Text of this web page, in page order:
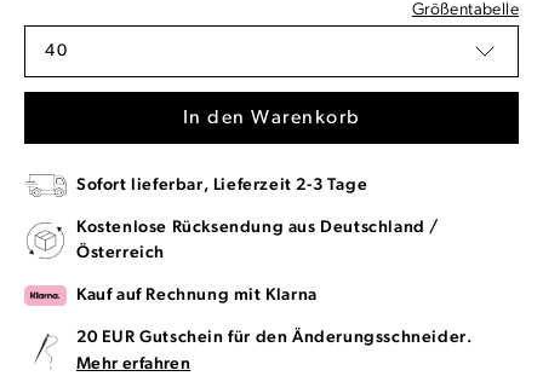
Größentabelle
40
In den Warenkorb
Sofort lieferbar, Lieferzeit 2-3 Tage
Kostenlose Rücksendung aus Deutschland /
Österreich
Kauf auf Rechnung mit Klarna
20 EUR Gutschein für den Änderungsschneider.
Mehr erfahren